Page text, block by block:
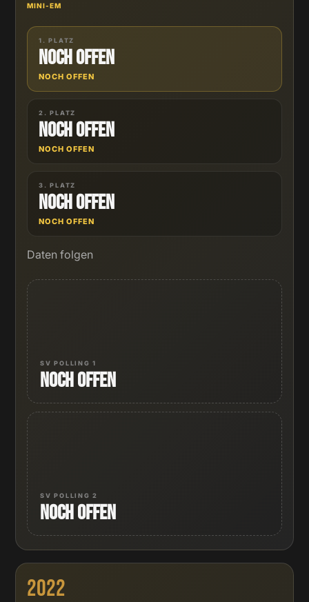
MINI-EM
1. PLATZ
Noch offen
NOCH OFFEN
2. PLATZ
Noch offen
NOCH OFFEN
3. PLATZ
Noch offen
NOCH OFFEN
Daten folgen
SV POLLING 1
Noch offen
SV POLLING 2
Noch offen
2022